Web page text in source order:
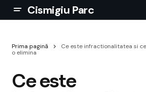
Cismigiu Parc
Prima pagină
Ce este infractionalitatea si
o elimina
Ce este